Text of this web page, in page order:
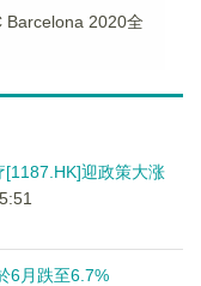
Barcelona 2020全
[1187.HK]迎政策大涨
6月跌至6.7%